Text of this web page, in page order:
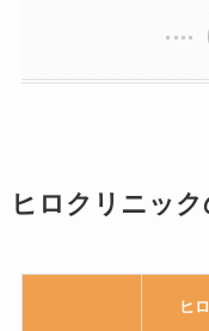
ヒロクリニッ
ヒ